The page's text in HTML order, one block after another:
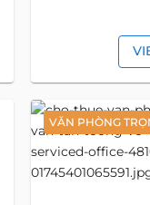
VĂN PHÒNG